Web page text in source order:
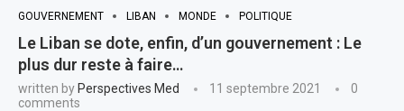
GOUVERNEMENT LIBAN MONDE POLITIQUE
Le Liban se dote, enfin, d’un gouvernement : Le
plus dur reste à faire…
written by Perspectives Med 11 septembre 2021
0
comments